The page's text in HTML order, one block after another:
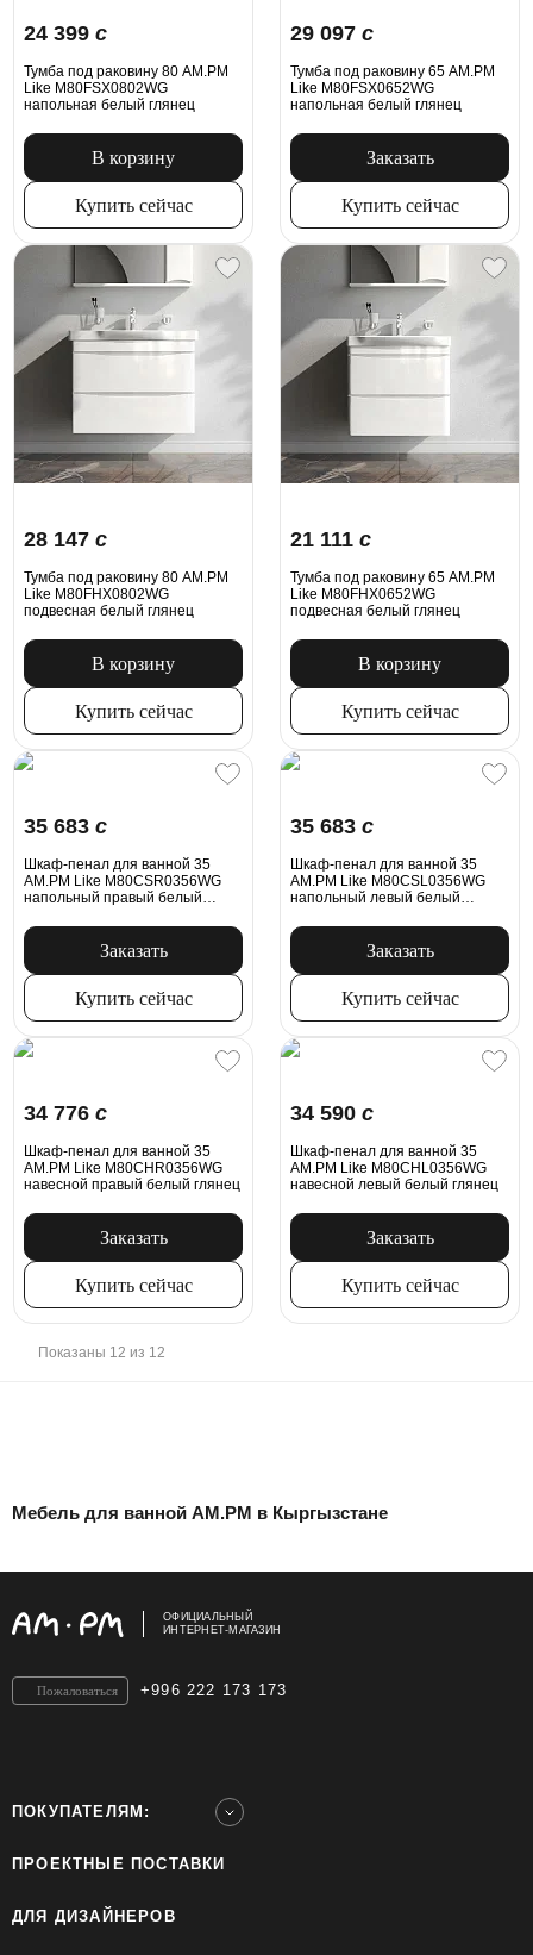
24 399 c
Тумба под раковину 80 AM.PM
Like M80FSX0802WG
напольная белый глянец
В корзину
Купить сейчас
29 097 c
Тумба под раковину 65 AM.PM
Like M80FSX0652WG
напольная белый глянец
Заказать
Купить сейчас
28 147 c
Тумба под раковину 80 AM.PM
Like M80FHX0802WG
подвесная белый глянец
В корзину
Купить сейчас
21 111 c
Тумба под раковину 65 AM.PM
Like M80FHX0652WG
подвесная белый глянец
В корзину
Купить сейчас
35 683 c
Шкаф-пенал для ванной 35
AM.PM Like M80CSR0356WG
напольный правый белый
Заказать
Купить сейчас
35 683 c
Шкаф-пенал для ванной 35
AM.PM Like M80CSL0356WG
напольный левый белый
Заказать
Купить сейчас
34 776 c
Шкаф-пенал для ванной 35
AM.PM Like M80CHR0356WG
навесной правый белый глянец
Заказать
Купить сейчас
34 590 c
Шкаф-пенал для ванной 35
AM.PM Like M80CHL0356WG
навесной левый белый глянец
Заказать
Купить сейчас
Показаны 12 из 12
Мебель для ванной AM.PM в Кыргызстане
ОФИЦИАЛЬНЫЙ
ИНТЕРНЕТ-МАГАЗИН
+996 222 173 173
Пожаловаться
ПОКУПАТЕЛЯМ:
ПРОЕКТНЫЕ ПОСТАВКИ
ДЛЯ ДИЗАЙНЕРОВ